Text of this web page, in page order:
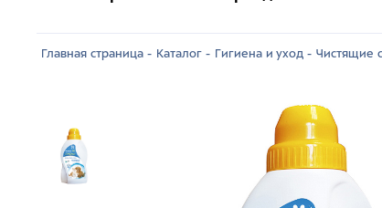
Главная страница - Каталог - Гигиена и уход - Чистящие